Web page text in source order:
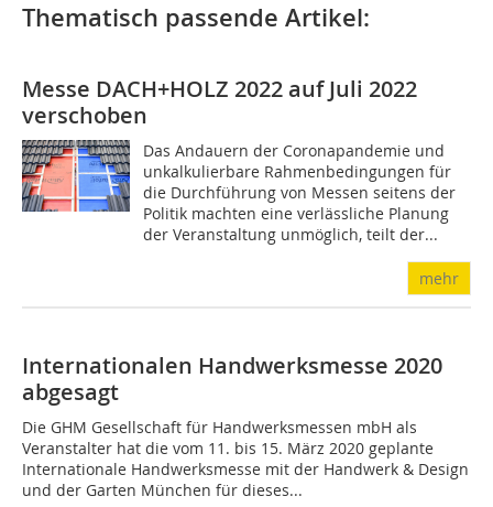
Thematisch passende Artikel:
Messe DACH+HOLZ 2022 auf Juli 2022
verschoben
Das Andauern der Coronapandemie und
unkalkulierbare Rahmenbedingungen für
die Durchführung von Messen seitens der
Politik machten eine verlässliche Planung
der Veranstaltung unmöglich, teilt der...
mehr
Internationalen Handwerksmesse 2020
abgesagt
Die GHM Gesellschaft für Handwerksmessen mbH als
Veranstalter hat die vom 11. bis 15. März 2020 geplante
Internationale Handwerksmesse mit der Handwerk & Design
und der Garten München für dieses...